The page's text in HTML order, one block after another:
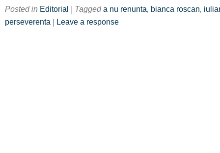
Posted in Editorial | Taggeda nu renunta, bianca roscan,
perseverenta | Leave a response